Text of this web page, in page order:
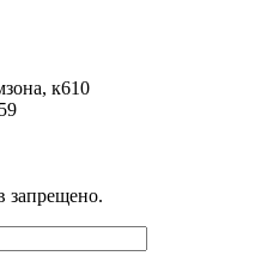
к610
запрещено.